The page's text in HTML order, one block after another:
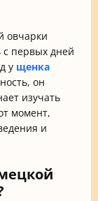
овчарки
с первых дней
у щенка
он
изучать
момент,
и